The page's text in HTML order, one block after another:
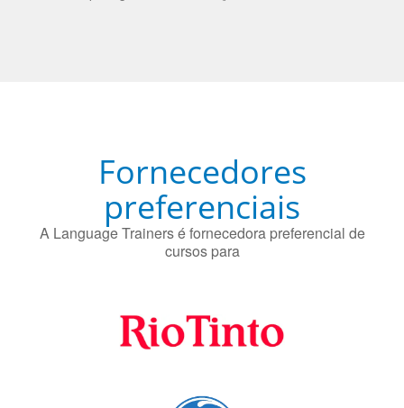
Fornecedores
preferenciais
A Language Trainers é fornecedora preferencial de